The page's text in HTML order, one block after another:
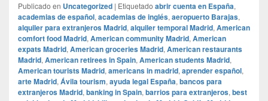
Publicado en Uncategorized | Etiquetado abrir cuenta en España,
academias de español, academias de inglés, aeropuerto Barajas,
alquiler para extranjeros Madrid, alquiler temporal Madrid, American
comfort food Madrid, American community Madrid, American
expats Madrid, American groceries Madrid, American restaurants
Madrid, American retirees in Spain, American students Madrid,
American tourists Madrid, americans in madrid, aprender español,
arte Madrid, Ávila tourism, ayuda legal España, bancos para
extranjeros Madrid, banking in Spain, barrios para extranjeros, best